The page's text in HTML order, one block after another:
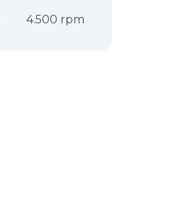
4.500 rpm